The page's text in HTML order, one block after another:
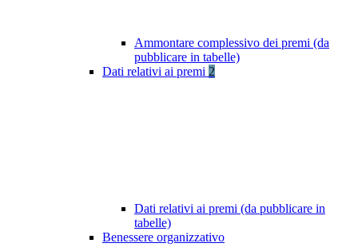
Ammontare complessivo dei premi (da
pubblicare in tabelle)
Dati relativi ai premi 2
Dati relativi ai premi (da pubblicare in
tabelle)
Benessere organizzativo